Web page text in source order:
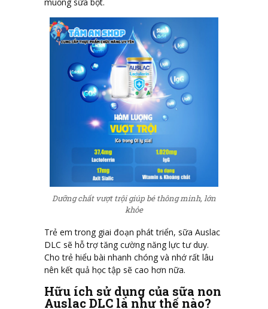
muỗng sữa bột.
Dưỡng chất vượt trội giúp bé thông minh, lớn
khỏe
Trẻ em trong giai đoạn phát triển, sữa Auslac
DLC sẽ hỗ trợ tăng cường năng lực tư duy.
Cho trẻ hiểu bài nhanh chóng và nhớ rất lâu
nên kết quả học tập sẽ cao hơn nữa.
Hữu ích sử dụng của sữa non
Auslac DLC là như thế nào?